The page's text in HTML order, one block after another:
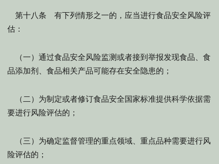
第十八条 有下列情形之一的，应当进行食品安全风险评
估：
（一）通过食品安全风险监测或者接到举报发现食品、食
品添加剂、食品相关产品可能存在安全隐患的；
（二）为制定或者修订食品安全国家标准提供科学依据需
要进行风险评估的；
（三）为确定监督管理的重点领域、重点品种需要进行风
险评估的；